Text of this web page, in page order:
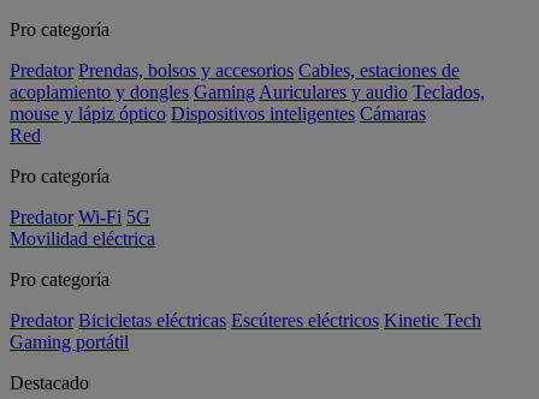
Pro categoría
Predator Prendas, bolsos y accesorios Cables, estaciones de
acoplamiento y dongles Gaming Auriculares y audio Teclados,
mouse y lápiz óptico Dispositivos inteligentes Cámaras
Red
Pro categoría
Predator Wi-Fi 5G
Movilidad eléctrica
Pro categoría
Predator Bicicletas eléctricas Escúteres eléctricos Kinetic Tech
Gaming portátil
Destacado